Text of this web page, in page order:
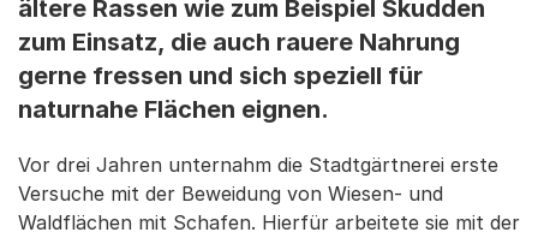
ältere Rassen wie zum Beispiel Skudden
zum Einsatz, die auch rauere Nahrung
gerne fressen und sich speziell für
naturnahe Flächen eignen.
Vor drei Jahren unternahm die Stadtgärtnerei erste
Versuche mit der Beweidung von Wiesen- und
Waldflächen mit Schafen. Hierfür arbeitete sie mit der